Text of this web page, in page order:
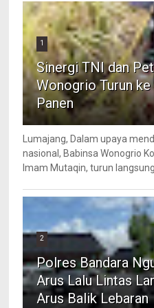
1
Sinergi TNI dan
Wonogrio Turun ke
Panen
Lumajang, Dalam upaya
nasional, Babinsa Wonogrio
Imam Mutaqin, turun
2
Polres Bandara
Arus Lalu Lintas
Arus Balik Lebaran